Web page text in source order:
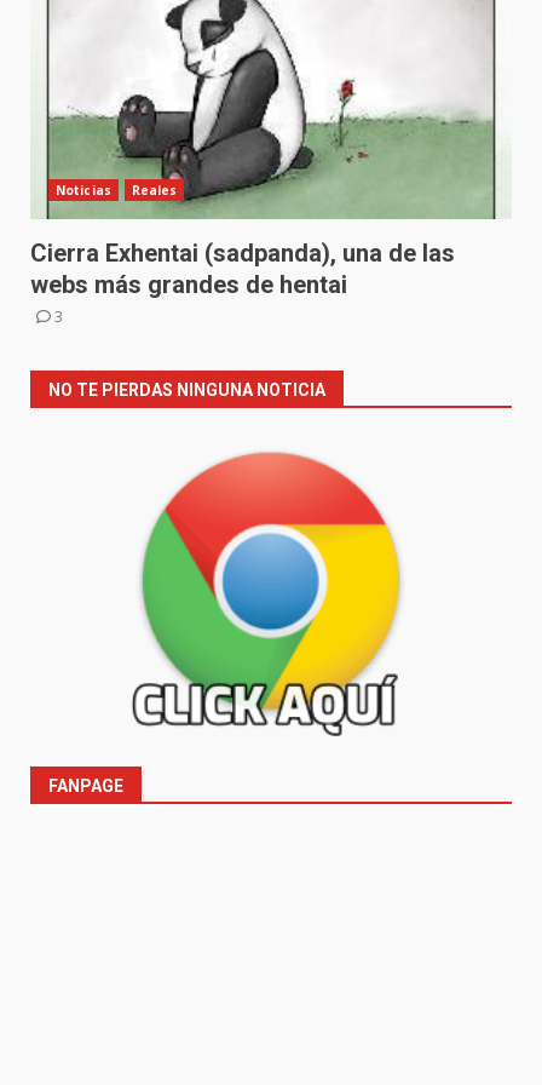
Noticias Reales
Cierra Exhentai (sadpanda), una de las
webs más grandes de hentai
3
NO TE PIERDAS NINGUNA NOTICIA
FANPAGE